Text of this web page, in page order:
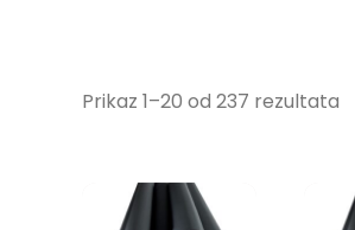
Prikaz 1–20 od 237 rezultata